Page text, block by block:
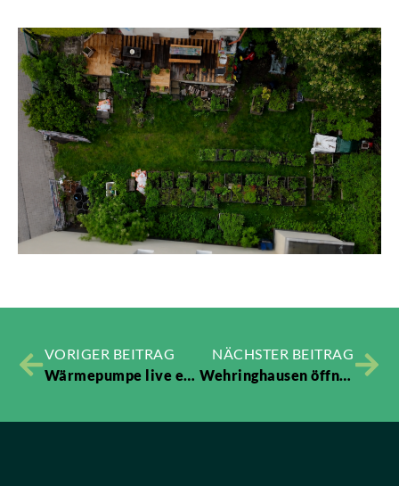
VORIGER BEITRAG
Wärmepumpe live erleben: Showanlage in der Villa Post
NÄCHSTER BEITRAG
Wehringhausen öffne dich! 4. Juli 2026